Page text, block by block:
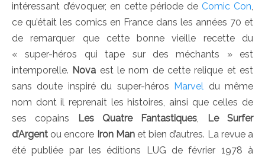
intéressant d’évoquer, en cette période deComic Con,
ce qu’était les comics en France dans les années 70 et
de remarquer que cette bonne vieille recette du
« super-héros qui tape sur des méchants » est
intemporelle. Nova est le nom de cette relique et est
sans doute inspiré du super-héros
Marvel du même
nom dont il reprenait les histoires, ainsi que celles de
ses copains
Les Quatre Fantastiques,
Le Surfer
d’Argent ou encore Iron Manet bien d’autres. La revue a
été publiée par les éditions LUG de février 1978 à